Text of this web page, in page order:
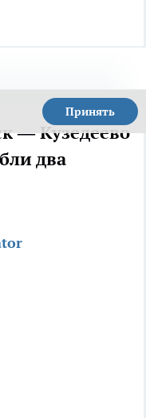
Принять
— Кузедеево
два